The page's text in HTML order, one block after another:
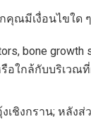
คุณมีเงื่อนไขใด
bone growth
รือใกล้กับบริเว
เชิงกราน; หลังส่